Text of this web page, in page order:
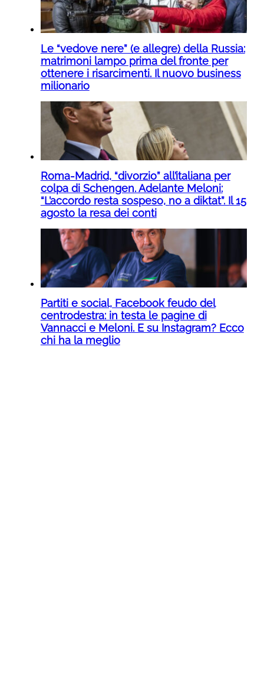
Le “vedove nere” (e allegre) della Russia:
matrimoni lampo prima del fronte per
ottenere i risarcimenti. Il nuovo business
milionario
Roma-Madrid, “divorzio” all’italiana per
colpa di Schengen. Adelante Meloni:
“L’accordo resta sospeso, no a diktat”. Il 15
agosto la resa dei conti
Partiti e social, Facebook feudo del
centrodestra: in testa le pagine di
Vannacci e Meloni. E su Instagram? Ecco
chi ha la meglio